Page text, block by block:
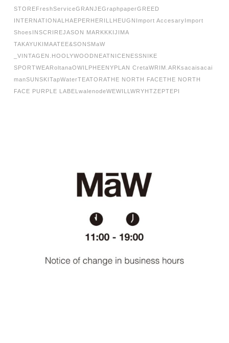
STOREFreshServiceGRANJEGraphpaperGREED
INTERNATIONAL HAEPER HERILL HEUGN Import AccesaryImport
Shoes INSCRIREJASON MARKKKIJIMA
TAKAYUKI MAATEE&SONSMaW
_VINTAGEN.HOOLYWOODNEATNICENESSNIKE
SPORTWEARoltanaOWIL PHEENYPLAN CretaWRIM.ARKsacaisacai
manSUNSKITapWaterTEATORATHE NORTH FACETHE NORTH
FACE PURPLE LABEL walenodeWEWILL WRYHTZEPTEPI